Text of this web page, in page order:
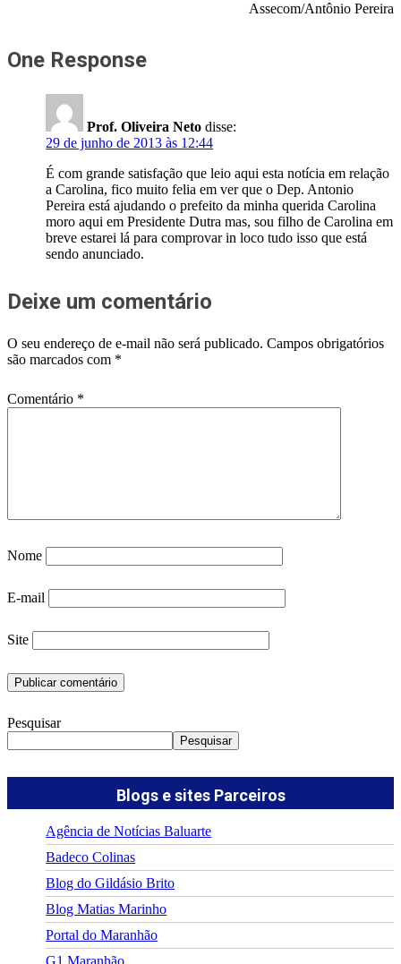
Assecom/Antônio Pereira
One Response
Prof. Oliveira Neto disse:
29 de junho de 2013 às 12:44
É com grande satisfação que leio aqui esta notícia em relação
a Carolina, fico muito felia em ver que o Dep. Antonio
Pereira está ajudando o prefeito da minha querida Carolina
moro aqui em Presidente Dutra mas, sou filho de Carolina em
breve estarei lá para comprovar in loco tudo isso que está
sendo anunciado.
Deixe um comentário
O seu endereço de e-mail não será publicado. Campos obrigatórios
são marcados com *
Comentário *
Nome
E-mail
Site
Pesquisar
Pesquisar
Blogs e sites Parceiros
Agência de Notícias Baluarte
Badeco Colinas
Blog do Gildásio Brito
Blog Matias Marinho
Portal do Maranhão
G1 Maranhão